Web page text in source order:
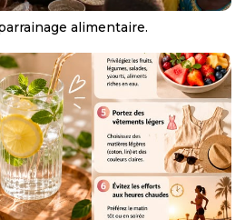
alimentaire.